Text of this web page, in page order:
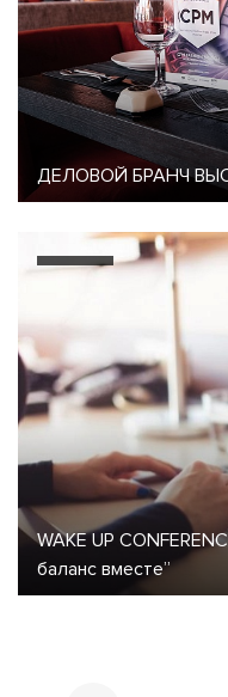
ДЕЛОВОЙ БРАНЧ
WAKE UP
баланс вместе”